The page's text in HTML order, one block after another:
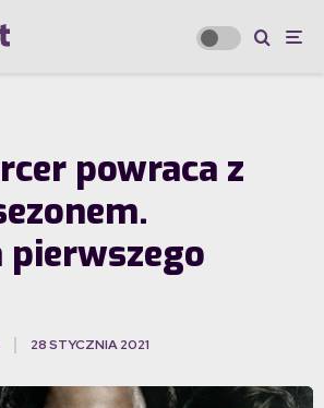
powraca z
pierwszego
28 STYCZNIA 2021